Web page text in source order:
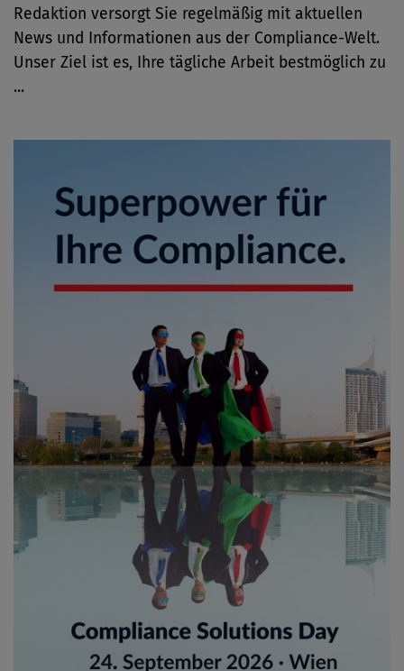
Redaktion versorgt Sie regelmäßig mit aktuellen
News und Informationen aus der Compliance-Welt.
Unser Ziel ist es, Ihre tägliche Arbeit bestmöglich zu
...